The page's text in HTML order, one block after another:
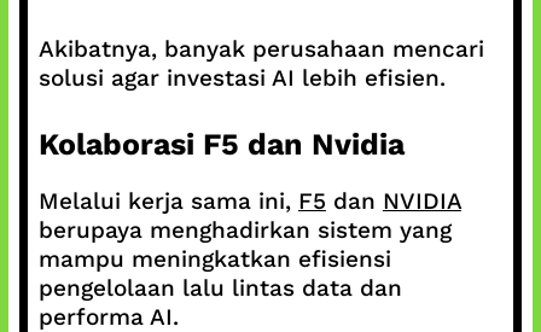
Akibatnya, banyak perusahaan mencari
solusi agar investasi AI lebih efisien.
Kolaborasi F5 dan Nvidia
Melalui kerja sama ini, F5 dan NVIDIA
berupaya menghadirkan sistem yang
mampu meningkatkan efisiensi
pengelolaan lalu lintas data dan
performa AI.